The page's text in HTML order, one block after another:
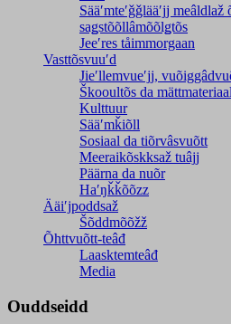
Sääʹmteʹǧǧlääʹjj
saǥstõõllâmõõlǥtõs
Jeeʹres tåimmorgaan
Vasttõsvuuʹd
Jieʹllemvueʹjj,
Škooultõs da mättmateriaal
Kulttuur
Sääʹmǩiõll
Sosiaal da tiõrvâsvuõtt
Meeraikõskksaž tuâjj
Päärna da nuõr
Haʹŋǩǩõõzz
Ääiʹjpoddsaž
Šõddmõõžž
Õhttvuõtt-teâđ
Laasktemteâđ
Media
Ouddseidd